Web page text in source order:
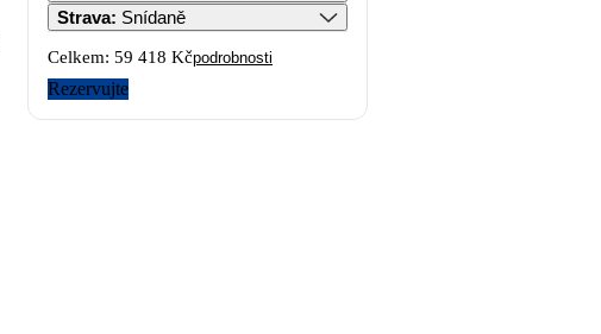
Strava: Snídaně
Celkem: 59 418 Kčpodrobnosti
Rezervujte